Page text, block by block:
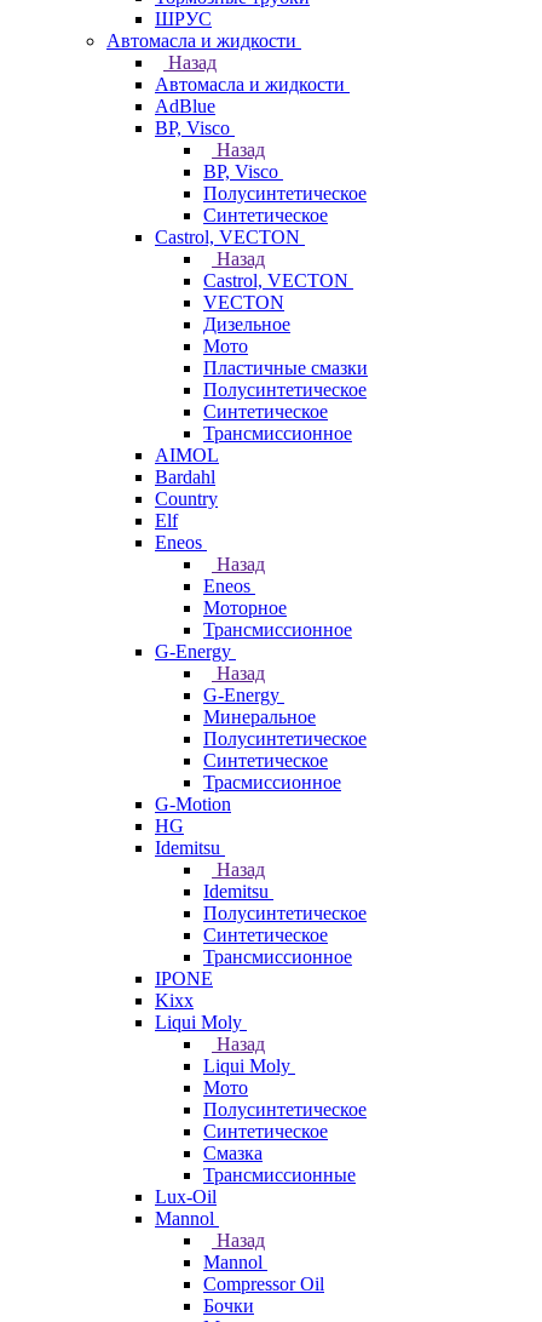
ШРУС
Автомасла и жидкости
Назад
Автомасла и жидкости
AdBlue
BP, Visco
Назад
BP, Visco
Полусинтетическое
Синтетическое
Castrol, VECTON
Назад
Castrol, VECTON
VECTON
Дизельное
Мото
Пластичные смазки
Полусинтетическое
Синтетическое
Трансмиссионное
AIMOL
Bardahl
Country
Elf
Eneos
Назад
Eneos
Моторное
Трансмиссионное
G-Energy
Назад
G-Energy
Минеральное
Полусинтетическое
Синтетическое
Трасмиссионное
G-Motion
HG
Idemitsu
Назад
Idemitsu
Полусинтетическое
Синтетическое
Трансмиссионное
IPONE
Kixx
Liqui Moly
Назад
Liqui Moly
Мото
Полусинтетическое
Синтетическое
Смазка
Трансмиссионные
Lux-Oil
Mannol
Назад
Mannol
Compressor Oil
Бочки